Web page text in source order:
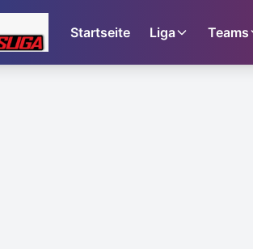
Startseite Liga Teams